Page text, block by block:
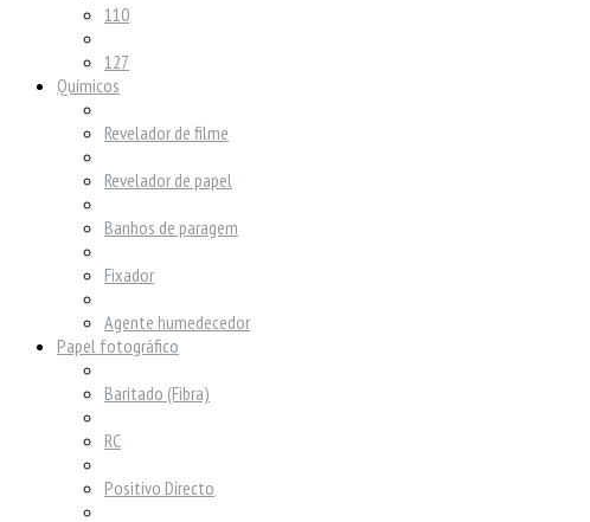
110
127
Químicos
Revelador de filme
Revelador de papel
Banhos de paragem
Fixador
Agente humedecedor
Papel fotográfico
Baritado (Fibra)
RC
Positivo Directo